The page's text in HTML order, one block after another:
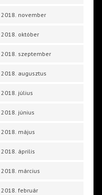
2018. november
2018. október
2018. szeptember
2018. augusztus
2018. július
2018. június
2018. május
2018. április
2018. március
2018. február